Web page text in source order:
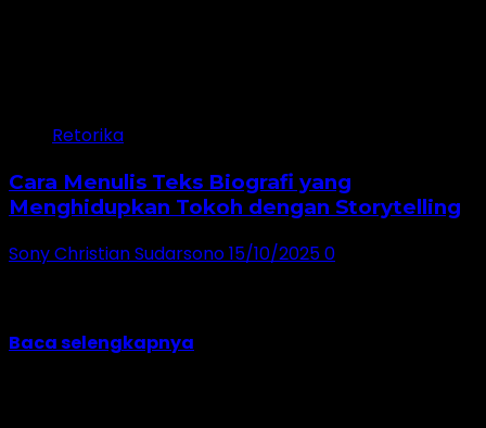
Retorika
Cara Menulis Teks Biografi yang
Menghidupkan Tokoh dengan Storytelling
Sony Christian Sudarsono15/10/20250
Baca selengkapnya